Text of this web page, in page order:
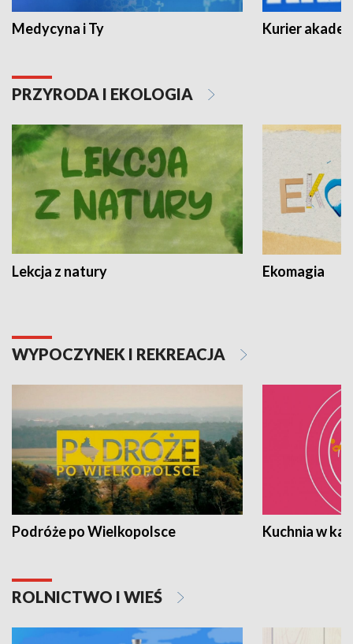
Medycyna i Ty Kurier
PRZYRODA I EKOLOGIA
Lekcja z natury Ekomagia
WYPOCZYNEK I REKREACJA
Podróże po Wielkopolsce Kuchnia w
ROLNICTWO I WIEŚ